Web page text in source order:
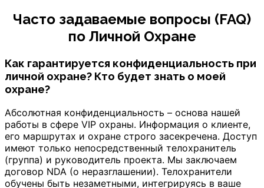
Часто задаваемые вопросы (FAQ)
по Личной Охране
Как гарантируется конфиденциальность при
личной охране? Кто будет знать о моей
охране?
Абсолютная конфиденциальность – основа нашей
работы в сфере VIP охраны. Информация о клиенте,
его маршрутах и охране строго засекречена. Доступ
имеют только непосредственный телохранитель
(группа) и руководитель проекта. Мы заключаем
договор NDA (о неразглашении). Телохранители
обучены быть незаметными, интегрируясь в ваше